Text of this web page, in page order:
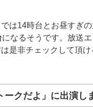
は14時台とお昼すぎ
になるそうです。放送エ
是非チェックして頂
ークだよ」に出演し